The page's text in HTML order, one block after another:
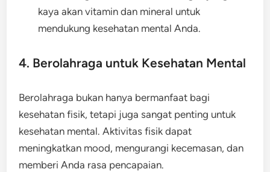
kaya akan vitamin dan mineral untuk
mendukung kesehatan mental Anda.
4. Berolahraga untuk Kesehatan Mental
Berolahraga bukan hanya bermanfaat bagi
kesehatan fisik, tetapi juga sangat penting untuk
kesehatan mental. Aktivitas fisik dapat
meningkatkan mood, mengurangi kecemasan, dan
memberi Anda rasa pencapaian.